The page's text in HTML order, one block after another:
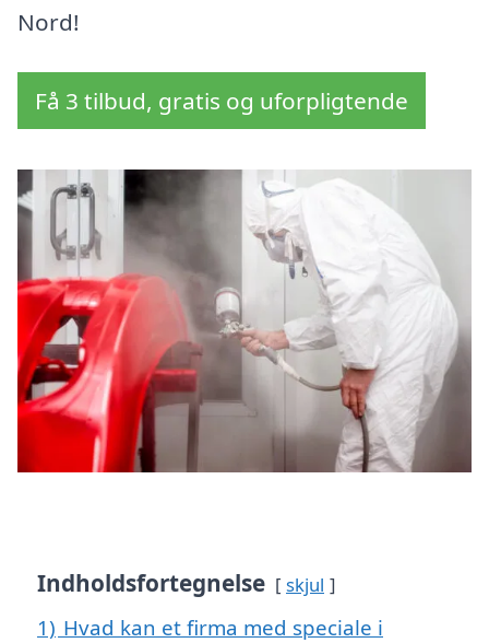
Nord!
Få 3 tilbud, gratis og uforpligtende
Indholdsfortegnelse skjul
1) Hvad kan et firma med speciale i